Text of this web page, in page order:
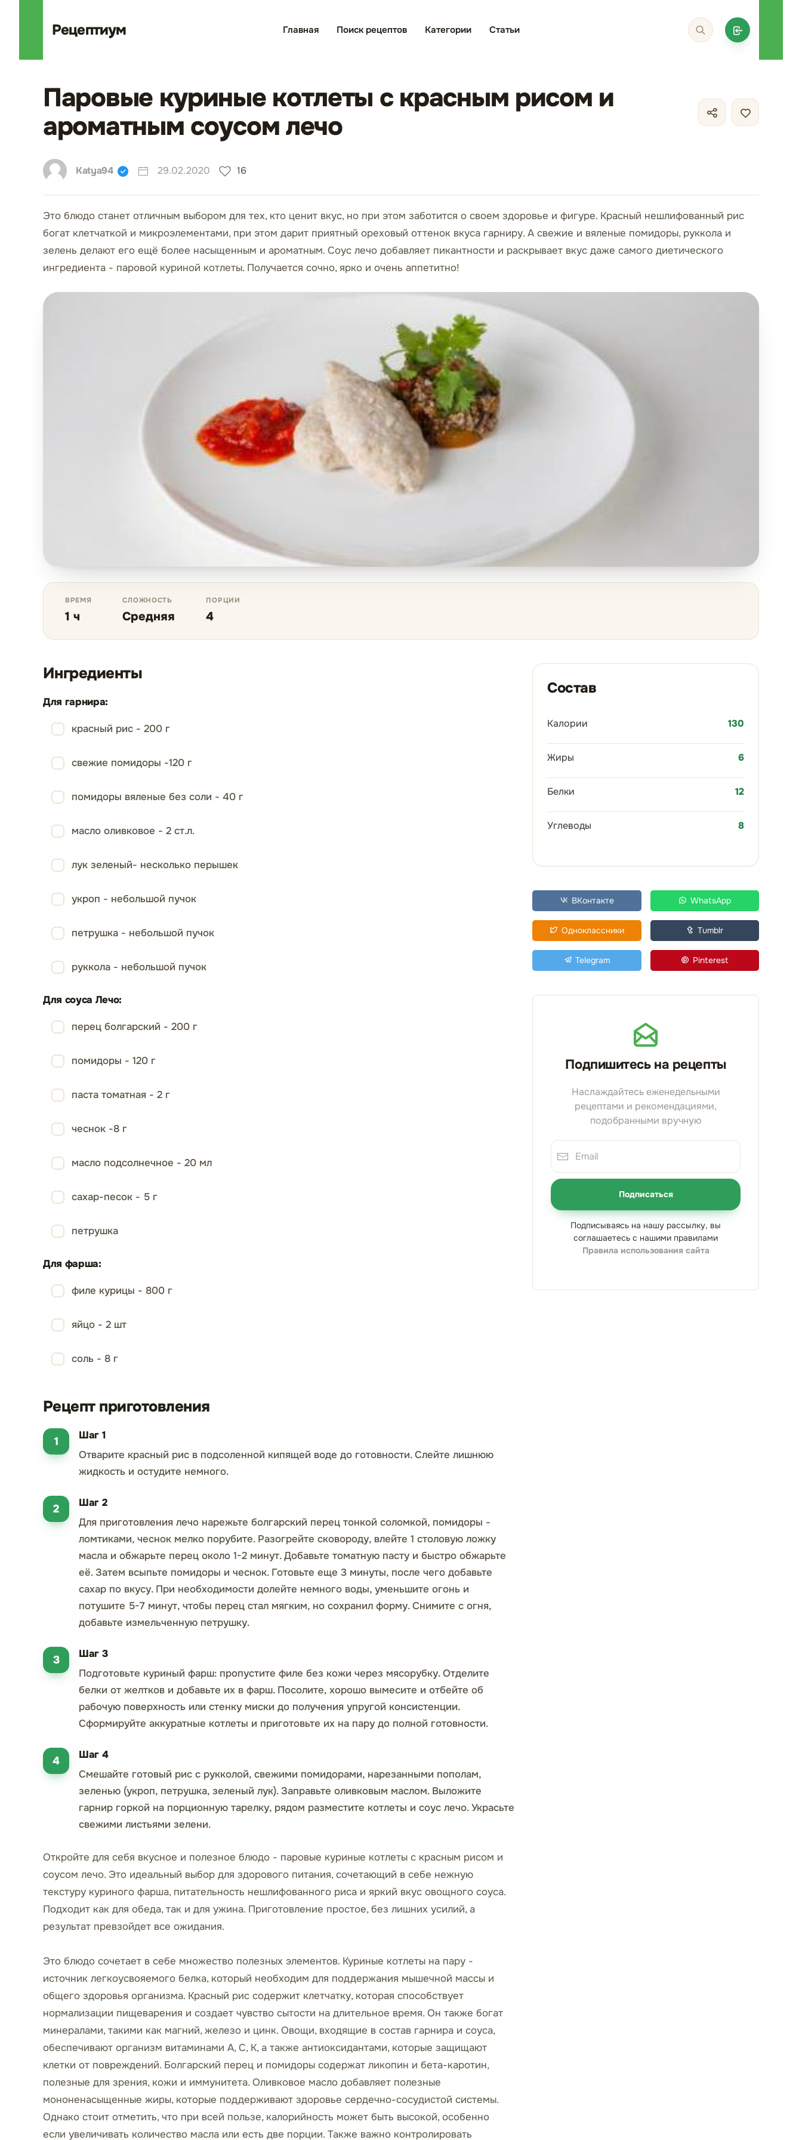
Рецептиум Главная Поиск рецептов Категории Статьи
Паровые куриные котлеты с красным рисом и
ароматным соусом лечо
Katya94 29.02.2020 16
Это блюдо станет отличным выбором для тех, кто ценит вкус, но при этом заботится о своем здоровье и фигуре. Красный нешлифованный рис
богат клетчаткой и микроэлементами, при этом дарит приятный ореховый оттенок вкуса гарниру. А свежие и вяленые помидоры, руккола и
зелень делают его ещё более насыщенным и ароматным. Соус лечо добавляет пикантности и раскрывает вкус даже самого диетического
ингредиента - паровой куриной котлеты. Получается сочно, ярко и очень аппетитно!
ВРЕМЯ
1 ч
СЛОЖНОСТЬ
Средняя
ПОРЦИИ
4
Ингредиенты
Для гарнира:
красный рис - 200 г
свежие помидоры -120 г
помидоры вяленые без соли - 40 г
масло оливковое - 2 ст.л.
лук зеленый- несколько перышек
укроп - небольшой пучок
петрушка - небольшой пучок
руккола - небольшой пучок
Для соуса Лечо:
перец болгарский - 200 г
помидоры - 120 г
паста томатная - 2 г
чеснок -8 г
масло подсолнечное - 20 мл
сахар-песок - 5 г
петрушка
Для фарша:
филе курицы - 800 г
яйцо - 2 шт
соль - 8 г
Рецепт приготовления
Шаг 1
Отварите красный рис в подсоленной кипящей воде до готовности. Слейте лишнюю
жидкость и остудите немного.
Шаг 2
Для приготовления лечо нарежьте болгарский перец тонкой соломкой, помидоры -
ломтиками, чеснок мелко порубите. Разогрейте сковороду, влейте 1 столовую ложку
масла и обжарьте перец около 1-2 минут. Добавьте томатную пасту и быстро обжарьте
её. Затем всыпьте помидоры и чеснок. Готовьте еще 3 минуты, после чего добавьте
сахар по вкусу. При необходимости долейте немного воды, уменьшите огонь и
потушите 5-7 минут, чтобы перец стал мягким, но сохранил форму. Снимите с огня,
добавьте измельченную петрушку.
Шаг 3
Подготовьте куриный фарш: пропустите филе без кожи через мясорубку. Отделите
белки от желтков и добавьте их в фарш. Посолите, хорошо вымесите и отбейте об
рабочую поверхность или стенку миски до получения упругой консистенции.
Сформируйте аккуратные котлеты и приготовьте их на пару до полной готовности.
Шаг 4
Смешайте готовый рис с рукколой, свежими помидорами, нарезанными пополам,
зеленью (укроп, петрушка, зеленый лук). Заправьте оливковым маслом. Выложите
гарнир горкой на порционную тарелку, рядом разместите котлеты и соус лечо. Украсьте
свежими листьями зелени.
Откройте для себя вкусное и полезное блюдо - паровые куриные котлеты с красным рисом и
соусом лечо. Это идеальный выбор для здорового питания, сочетающий в себе нежную
текстуру куриного фарша, питательность нешлифованного риса и яркий вкус овощного соуса.
Подходит как для обеда, так и для ужина. Приготовление простое, без лишних усилий, а
результат превзойдет все ожидания.
Это блюдо сочетает в себе множество полезных элементов. Куриные котлеты на пару -
источник легкоусвояемого белка, который необходим для поддержания мышечной массы и
общего здоровья организма. Красный рис содержит клетчатку, которая способствует
нормализации пищеварения и создает чувство сытости на длительное время. Он также богат
минералами, такими как магний, железо и цинк. Овощи, входящие в состав гарнира и соуса,
обеспечивают организм витаминами А, С, К, а также антиоксидантами, которые защищают
клетки от повреждений. Болгарский перец и помидоры содержат ликопин и бета-каротин,
полезные для зрения, кожи и иммунитета. Оливковое масло добавляет полезные
мононенасыщенные жиры, которые поддерживают здоровье сердечно-сосудистой системы.
Однако стоит отметить, что при всей пользе, калорийность может быть высокой, особенно
если увеличивать количество масла или есть две порции. Также важно контролировать
Состав
Калории 130
Жиры 6
Белки 12
Углеводы 8
ВКонтакте WhatsApp
Одноклассники Tumblr
Telegram Pinterest
Подпишитесь на рецепты
Наслаждайтесь еженедельными
рецептами и рекомендациями,
подобранными вручную
Подписаться
Подписываясь на нашу рассылку, вы
соглашаетесь с нашими правилами
Правила использования сайта